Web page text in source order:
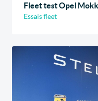
Fleet test Opel
Essais fleet